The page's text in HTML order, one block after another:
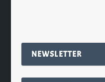
NEWSLETTER